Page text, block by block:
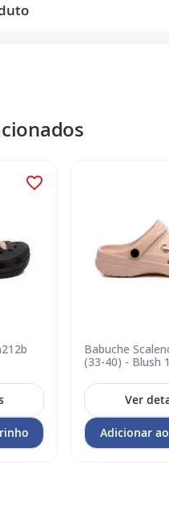
Babuche
(33-40) - Blush
Adicionar
no
carrinhoVer
Adicionar